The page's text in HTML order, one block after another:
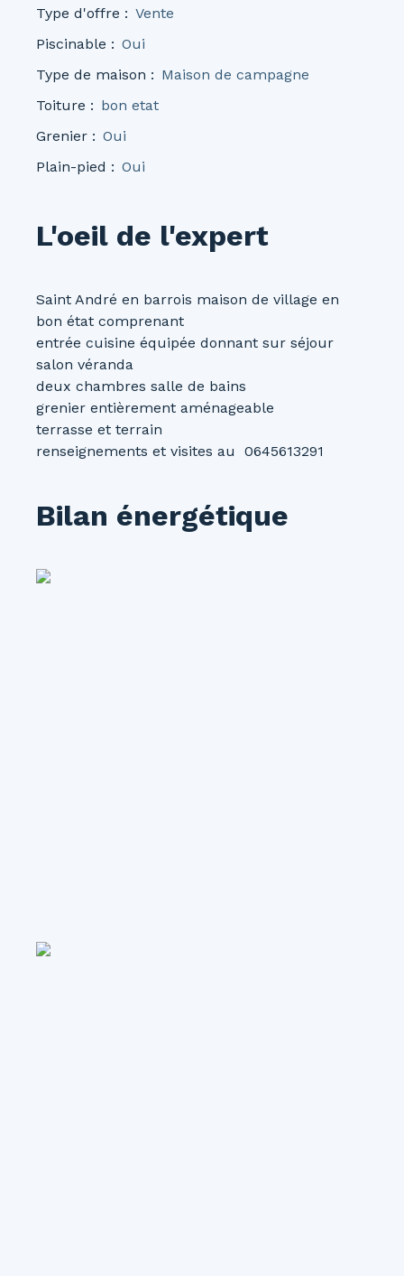
Type d'offre : Vente
Piscinable : Oui
Type de maison : Maison de campagne
Toiture : bon etat
Grenier : Oui
Plain-pied : Oui
L'oeil de l'expert
Saint André en barrois maison de village en
bon état comprenant
entrée cuisine équipée donnant sur séjour
salon véranda
deux chambres salle de bains
grenier entièrement aménageable
terrasse et terrain
renseignements et visites au 0645613291
Bilan énergétique